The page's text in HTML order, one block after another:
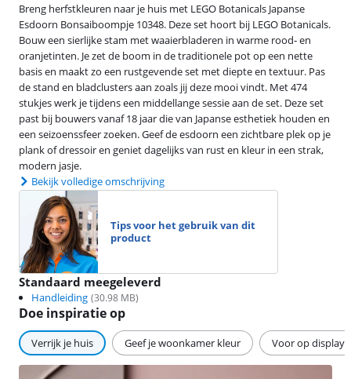
Breng herfstkleuren naar je huis met LEGO Botanicals Japanse
Esdoorn Bonsaiboompje 10348. Deze set hoort bij LEGO Botanicals.
Bouw een sierlijke stam met waaierbladeren in warme rood‑ en
oranjetinten. Je zet de boom in de traditionele pot op een nette
basis en maakt zo een rustgevende set met diepte en textuur. Pas
de stand en bladclusters aan zoals jij deze mooi vindt. Met 474
stukjes werk je tijdens een middellange sessie aan de set. Deze set
past bij bouwers vanaf 18 jaar die van Japanse esthetiek houden en
een seizoenssfeer zoeken. Geef de esdoorn een zichtbare plek op je
plank of dressoir en geniet dagelijks van rust en kleur in een strak,
modern jasje.
Bekijk volledige omschrijving
Tips voor het gebruik van dit
product
Standaard meegeleverd
Handleiding (30.98 MB)
Doe inspiratie op
Verrijk je huis Geef je woonkamer kleur Voor op display